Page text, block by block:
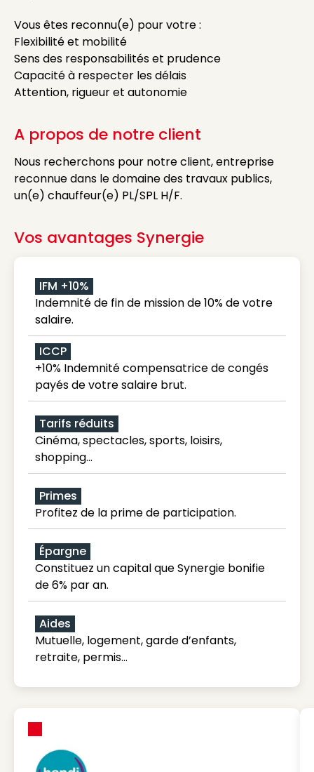
Vous êtes reconnu(e) pour votre :
Flexibilité et mobilité
Sens des responsabilités et prudence
Capacité à respecter les délais
Attention, rigueur et autonomie
A propos de notre client
Nous recherchons pour notre client, entreprise
reconnue dans le domaine des travaux publics,
un(e) chauffeur(e) PL/SPL H/F.
Vos avantages Synergie
IFM +10%
Indemnité de fin de mission de 10% de votre
salaire.
ICCP
+10% Indemnité compensatrice de congés
payés de votre salaire brut.
Tarifs réduits
Cinéma, spectacles, sports, loisirs,
shopping...
Primes
Profitez de la prime de participation.
Épargne
Constituez un capital que Synergie bonifie
de 6% par an.
Aides
Mutuelle, logement, garde d’enfants,
retraite, permis…